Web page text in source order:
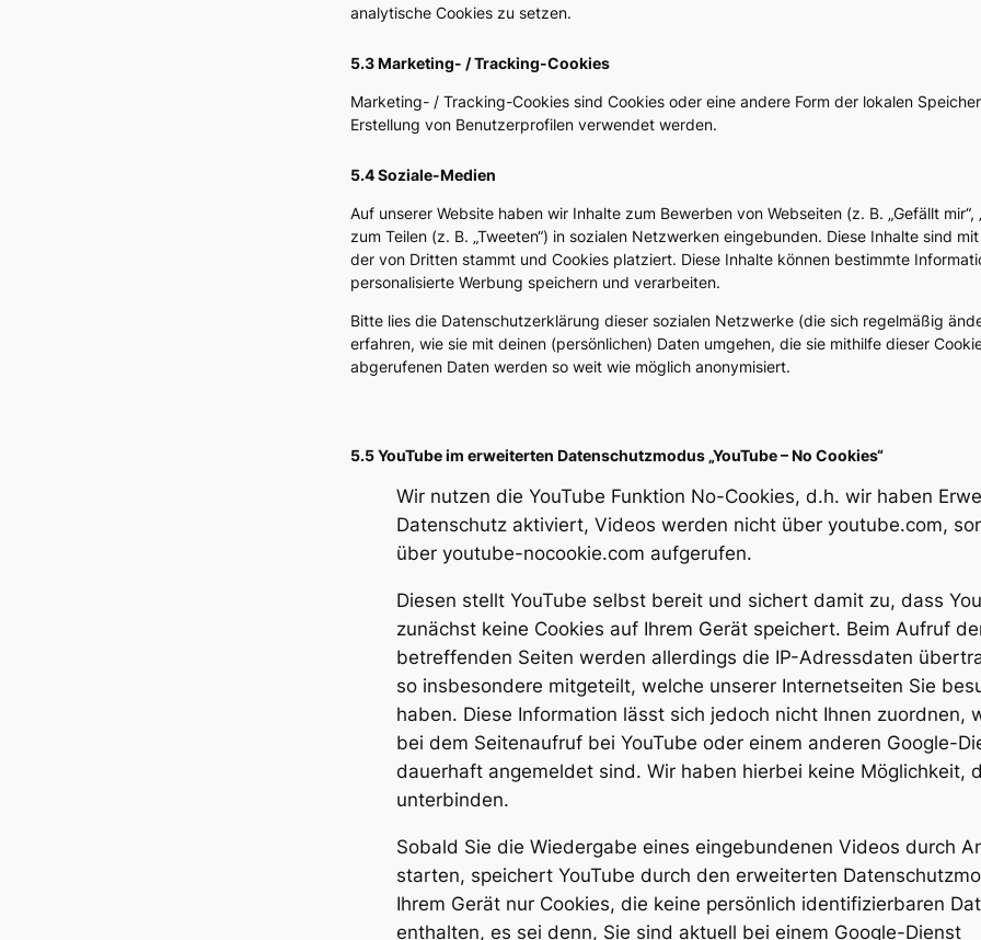
analytische Cookies zu setzen.
5.3 Marketing- / Tracking-Cookies
Marketing- / Tracking-Cookies sind Cookies oder eine andere Form der lokalen
Erstellung von Benutzerprofilen verwendet werden.
5.4 Soziale-Medien
Auf unserer Website haben wir Inhalte zum Bewerben von Webseiten (z. B. „Gefällt mir“,
zum Teilen (z. B. „Tweeten“) in sozialen Netzwerken eingebunden. Diese Inhalte sind
der von Dritten stammt und Cookies platziert. Diese Inhalte können bestimmte
personalisierte Werbung speichern und verarbeiten.
Bitte lies die Datenschutzerklärung dieser sozialen Netzwerke (die sich regelmäßig
erfahren, wie sie mit deinen (persönlichen) Daten umgehen, die sie mithilfe dieser
abgerufenen Daten werden so weit wie möglich anonymisiert.
5.5 YouTube im erweiterten Datenschutzmodus „YouTube – No Cookies“
Wir nutzen die YouTube Funktion No-Cookies, d.h. wir haben
Datenschutz aktiviert, Videos werden nicht über youtube.com,
über youtube-nocookie.com aufgerufen.
Diesen stellt YouTube selbst bereit und sichert damit zu, dass
zunächst keine Cookies auf Ihrem Gerät speichert. Beim Aufruf
betreffenden Seiten werden allerdings die IP-Adressdaten
so insbesondere mitgeteilt, welche unserer Internetseiten Sie
haben. Diese Information lässt sich jedoch nicht Ihnen zuordnen,
bei dem Seitenaufruf bei YouTube oder einem anderen Google-
dauerhaft angemeldet sind. Wir haben hierbei keine Möglichkeit,
unterbinden.
Sobald Sie die Wiedergabe eines eingebundenen Videos durch
starten, speichert YouTube durch den erweiterten
Ihrem Gerät nur Cookies, die keine persönlich identifizierbaren
enthalten, es sei denn, Sie sind aktuell bei einem Google-Dienst